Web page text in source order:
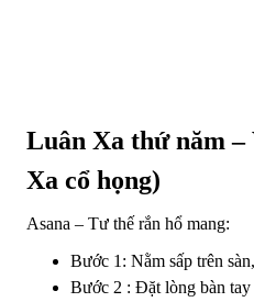
Luân Xa thứ năm –
Xa cổ họng)
Asana – Tư thế rắn hổ mang:
Bước 1: Nằm sấp trên
Bước 2 : Đặt lòng bàn